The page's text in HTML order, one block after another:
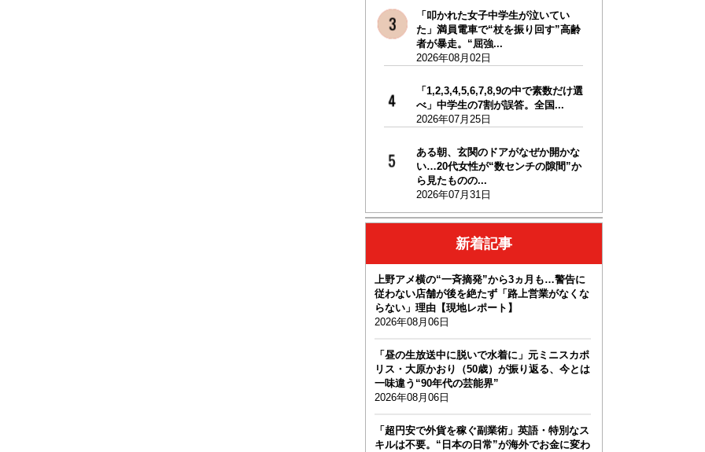
「叩かれた女子中学生が泣いてい
た」満員電車で“杖を振り回す”高齢
者が暴走。“屈強...
2026年08月02日
「1,2,3,4,5,6,7,8,9の中で素数だけ選
べ」中学生の7割が誤答。全国...
2026年07月25日
ある朝、玄関のドアがなぜか開かな
い…20代女性が“数センチの隙間”か
ら見たものの...
2026年07月31日
新着記事
上野アメ横の“一斉摘発”から3ヵ月も…警告に
従わない店舗が後を絶たず「路上営業がなくな
らない」理由【現地レポート】
2026年08月06日
「昼の生放送中に脱いで水着に」元ミニスカポ
リス・大原かおり（50歳）が振り返る、今とは
一味違う“90年代の芸能界”
2026年08月06日
「超円安で外貨を稼ぐ副業術」英語・特別なス
キルは不要。“日本の日常”が海外でお金に変わ